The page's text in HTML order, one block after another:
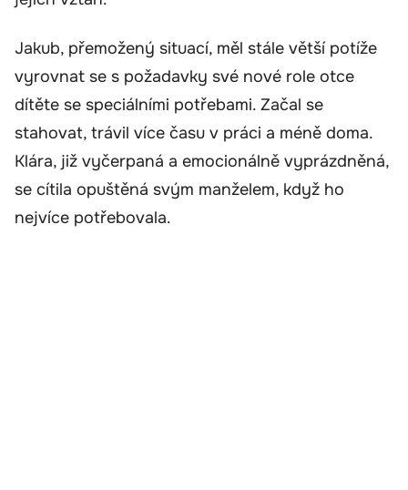
Jakub, přemožený situací, měl stále větší potíže
vyrovnat se s požadavky své nové role otce
dítěte se speciálními potřebami. Začal se
stahovat, trávil více času v práci a méně doma.
Klára, již vyčerpaná a emocionálně vyprázdněná,
se cítila opuštěná svým manželem, když ho
nejvíce potřebovala.